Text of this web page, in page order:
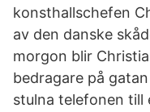
konsthallschefen
av den danske
morgon blir
bedragare på
stulna telefonen till